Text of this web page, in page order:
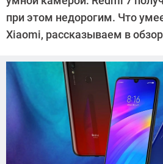
при этом недорогим. Что
Xiaomi, рассказываем в